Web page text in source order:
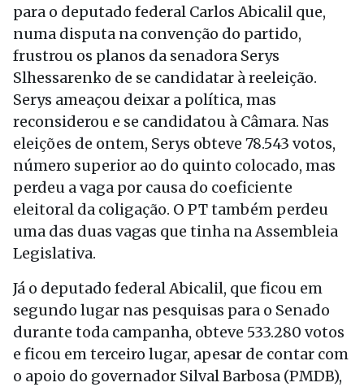
para o deputado federal Carlos Abicalil que,
numa disputa na convenção do partido,
frustrou os planos da senadora Serys
Slhessarenko de se candidatar à reeleição.
Serys ameaçou deixar a política, mas
reconsiderou e se candidatou à Câmara. Nas
eleições de ontem, Serys obteve 78.543 votos,
número superior ao do quinto colocado, mas
perdeu a vaga por causa do coeficiente
eleitoral da coligação. O PT também perdeu
uma das duas vagas que tinha na Assembleia
Legislativa.
Já o deputado federal Abicalil, que ficou em
segundo lugar nas pesquisas para o Senado
durante toda campanha, obteve 533.280 votos
e ficou em terceiro lugar, apesar de contar com
o apoio do governador Silval Barbosa (PMDB),